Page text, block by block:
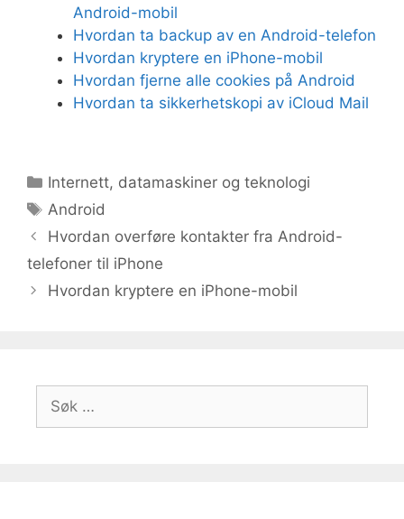
Android-mobil
Hvordan ta backup av en Android-telefon
Hvordan kryptere en iPhone-mobil
Hvordan fjerne alle cookies på Android
Hvordan ta sikkerhetskopi av iCloud Mail
Kategorier
Internett, datamaskiner og teknologi
Stikkord
Android
Hvordan overføre kontakter fra Android-
telefoner til iPhone
Hvordan kryptere en iPhone-mobil
etter: